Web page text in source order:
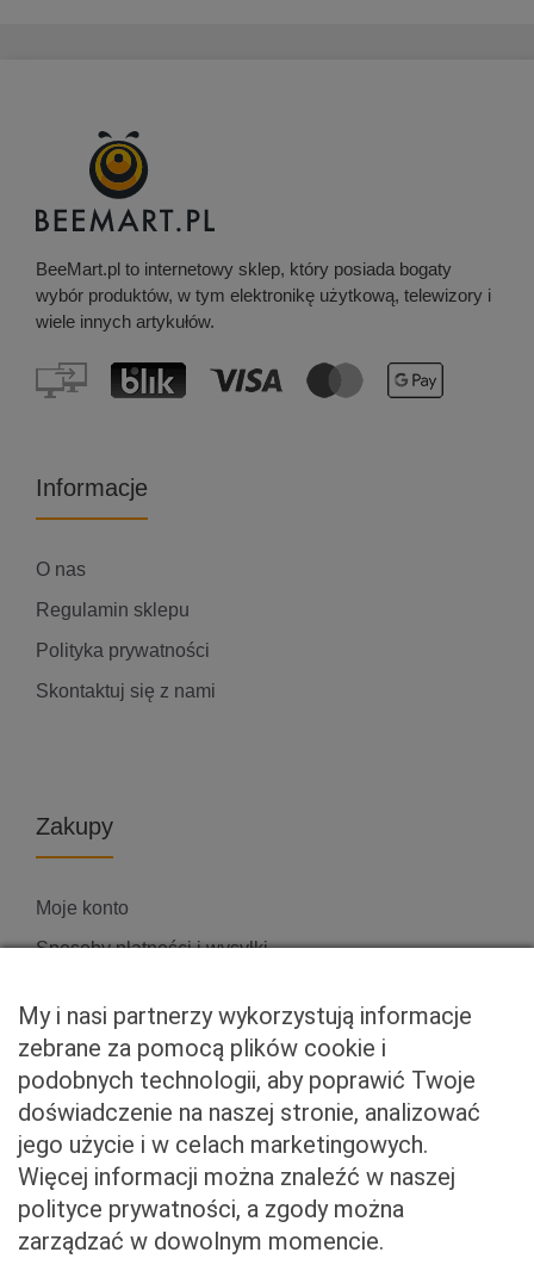
BeeMart.pl to internetowy sklep, który posiada bogaty
wybór produktów, w tym elektronikę użytkową, telewizory i
wiele innych artykułów.
Informacje
O nas
Regulamin sklepu
Polityka prywatności
Skontaktuj się z nami
Zakupy
Moje konto
Sposoby płatności i wysyłki
Właściciel serwisu
Baveno Sp. z o. o.
Czerniakowska 71/408a
00-715 Warszawa
NIP: 5273093569
My i nasi partnerzy wykorzystują informacje
zebrane za pomocą plików cookie i
podobnych technologii, aby poprawić Twoje
doświadczenie na naszej stronie, analizować
jego użycie i w celach marketingowych.
Więcej informacji można znaleźć w naszej
polityce prywatności, a zgody można
zarządzać w dowolnym momencie.